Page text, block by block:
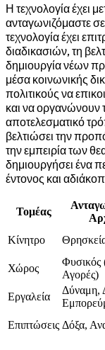
Η τεχνολογία έχει
ανταγωνιζόμαστε
τεχνολογία έχει
διαδικασιών, τη
δημιουργία νέων
μέσα κοινωνικής
πολιτικούς να
και να οργανώνουν
αποτελεσματικό
βελτιώσει την
την εμπειρία των
δημιουργήσει ένα
έντονος και
Τομέας
Κίνητρο
Χώρος
Φυσικός
Αγορές)
Εργαλεία
Δύναμη,
Επιπτώσεις Δόξα,